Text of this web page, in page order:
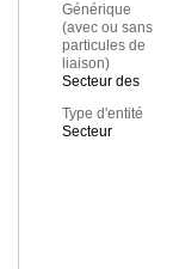
Générique
(avec ou sans
particules de
liaison)
Secteur des
Type d'entité
Secteur